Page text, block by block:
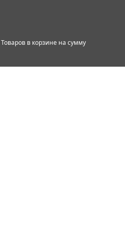
Товаров в корзине на сумму